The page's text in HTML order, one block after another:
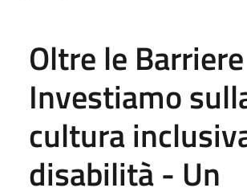
Oltre le
Investiamo
cultura
disabilità - Un